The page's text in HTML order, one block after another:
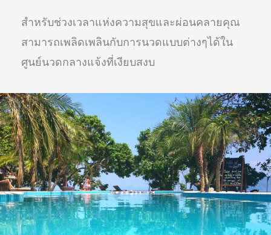
สำหรับช่วงเวลาแห่งความสุขและผ่อนคลายคุณ
สามารถเพลิดเพลินกับการนวดแบบต่างๆได้ใน
ศูนย์นวดกลางแจ้งที่เงียบสงบ